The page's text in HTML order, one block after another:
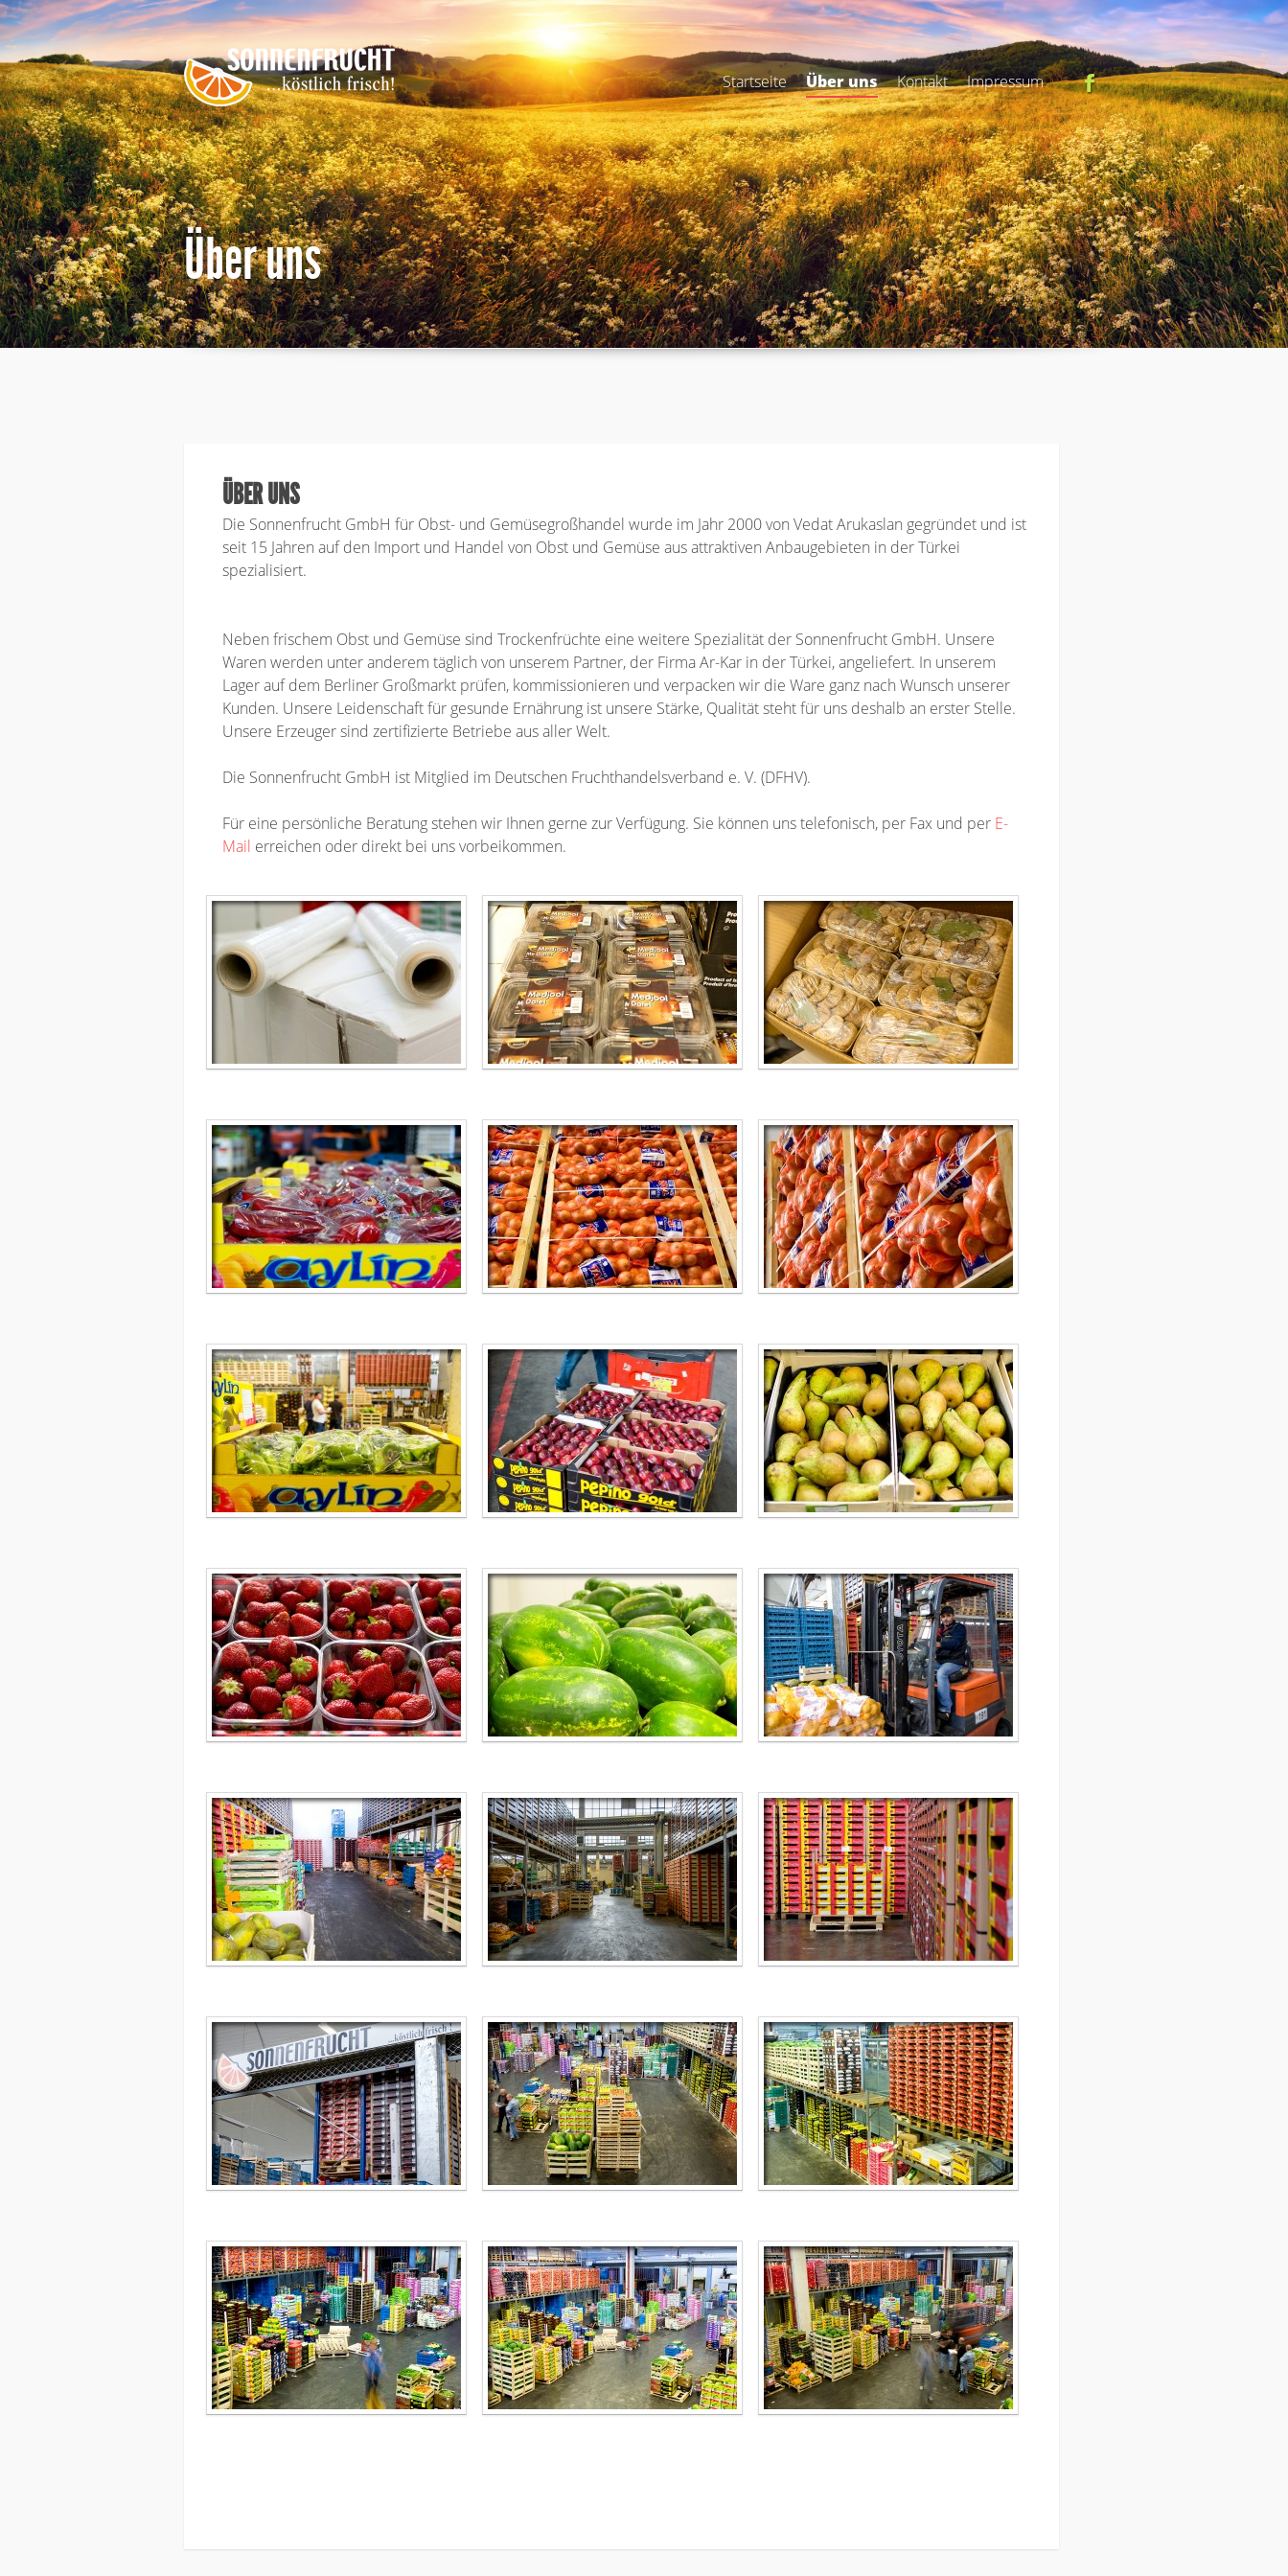
Startseite Über uns Kontakt Impressum
Über uns
ÜBER UNS
Die Sonnenfrucht GmbH für Obst- und Gemüsegroßhandel wurde im Jahr 2000 von Vedat Arukaslan gegründet und ist
seit 15 Jahren auf den Import und Handel von Obst und Gemüse aus attraktiven Anbaugebieten in der Türkei
spezialisiert.
Neben frischem Obst und Gemüse sind Trockenfrüchte eine weitere Spezialität der Sonnenfrucht GmbH. Unsere
Waren werden unter anderem täglich von unserem Partner, der Firma Ar-Kar in der Türkei, angeliefert. In unserem
Lager auf dem Berliner Großmarkt prüfen, kommissionieren und verpacken wir die Ware ganz nach Wunsch unserer
Kunden. Unsere Leidenschaft für gesunde Ernährung ist unsere Stärke, Qualität steht für uns deshalb an erster Stelle.
Unsere Erzeuger sind zertifizierte Betriebe aus aller Welt.
Die Sonnenfrucht GmbH ist Mitglied im Deutschen Fruchthandelsverband e. V. (DFHV).
Für eine persönliche Beratung stehen wir Ihnen gerne zur Verfügung. Sie können uns telefonisch, per Fax und per E-
Mail erreichen oder direkt bei uns vorbeikommen.